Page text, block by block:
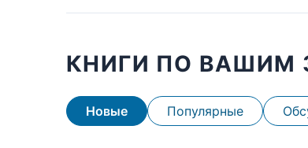
КНИГИ ПО ВАШИМ
Новые Популярные